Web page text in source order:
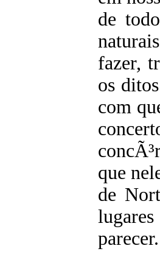
de
fazer,
os
com
que
de
parecer.